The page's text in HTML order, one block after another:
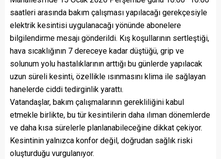
saatleri arasında bakım çalışması yapılacağı gerekçesiyle
elektrik kesintisi uygulanacağı yönünde abonelere
bilgilendirme mesajı gönderildi. Kış koşullarının sertleştiği,
hava sıcaklığının 7 dereceye kadar düştüğü, grip ve
solunum yolu hastalıklarının arttığı bu günlerde yapılacak
uzun süreli kesinti, özellikle ısınmasını klima ile sağlayan
hanelerde ciddi tedirginlik yarattı.
Vatandaşlar, bakım çalışmalarının gerekliliğini kabul
etmekle birlikte, bu tür kesintilerin daha ılıman dönemlerde
ve daha kısa sürelerle planlanabileceğine dikkat çekiyor.
Kesintinin yalnızca konfor değil, doğrudan sağlık riski
oluşturduğu vurgulanıyor.